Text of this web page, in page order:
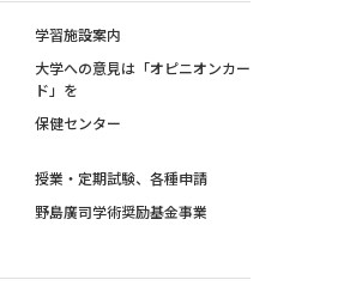
学習施設案内
大学への意見は「オピニオンカー
ド」を
保健センター
授業・定期試験、各種申請
野島廣司学術奨励基金事業